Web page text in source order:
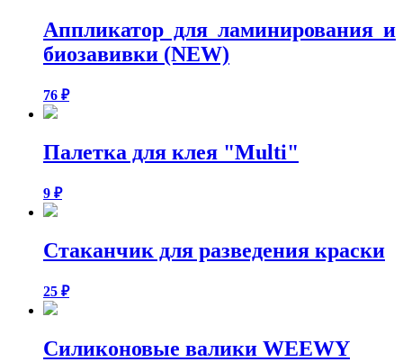
Аппликатор для ламинирования и
биозавивки (NEW)
76 ₽
Палетка для клея "Multi"
9 ₽
Стаканчик для разведения краски
25 ₽
Силиконовые валики WEEWY